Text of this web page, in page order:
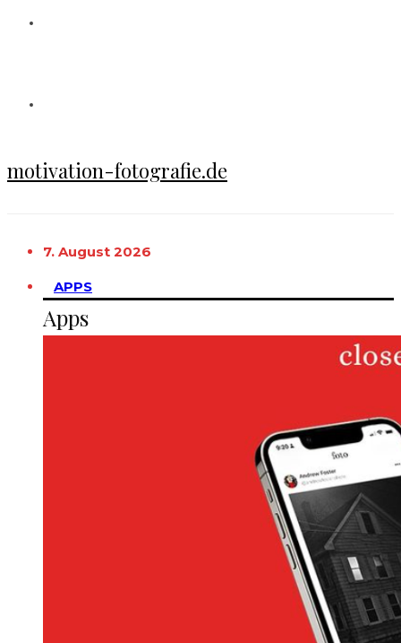
motivation-fotografie.de
7. August 2026
APPS
Apps